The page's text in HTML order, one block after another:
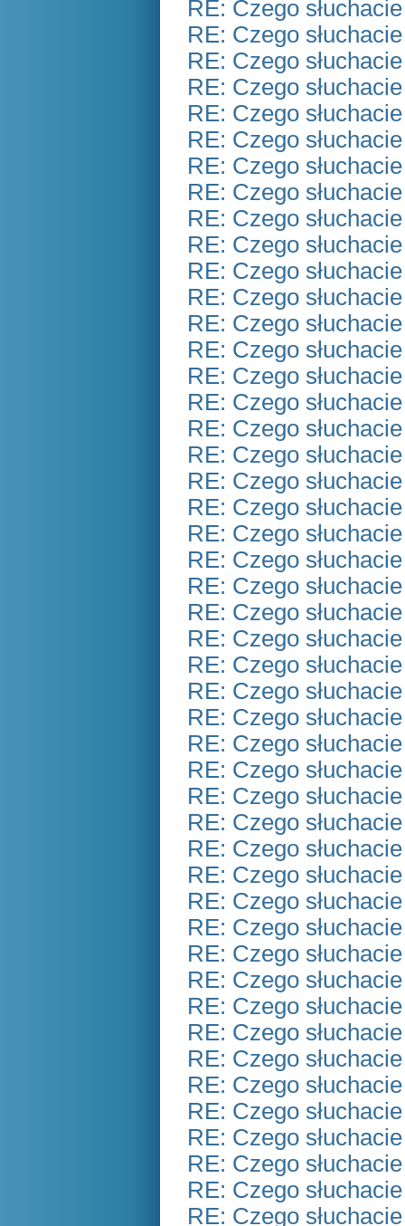
RE: Czego
RE: Czego
RE: Czego
RE: Czego
RE: Czego
RE: Czego
RE: Czego
RE: Czego
RE: Czego
RE: Czego
RE: Czego
RE: Czego
RE: Czego
RE: Czego
RE: Czego
RE: Czego
RE: Czego
RE: Czego
RE: Czego
RE: Czego
RE: Czego
RE: Czego
RE: Czego
RE: Czego
RE: Czego
RE: Czego
RE: Czego
RE: Czego
RE: Czego
RE: Czego
RE: Czego
RE: Czego
RE: Czego
RE: Czego
RE: Czego
RE: Czego
RE: Czego
RE: Czego
RE: Czego
RE: Czego
RE: Czego
RE: Czego
RE: Czego
RE: Czego
RE: Czego
RE: Czego
RE: Czego